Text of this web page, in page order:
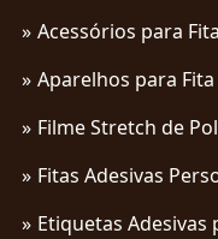
Acessórios para
Aparelhos para
Filme Stretch de
Fitas Adesivas
Etiquetas Adesivas